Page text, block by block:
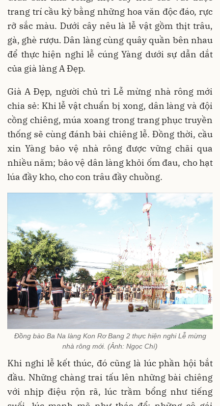
trang trí cầu kỳ bằng những hoa văn độc đáo, rực
rỡ sắc màu. Dưới cây nêu là lễ vật gồm thịt trâu,
gà, ghè rượu. Dân làng cùng quây quần bên nhau
để thực hiện nghi lễ cúng Yàng dưới sự dẫn dắt
của già làng A Đẹp.
Già A Đẹp, người chủ trì Lễ mừng nhà rông mới
chia sẻ: Khi lễ vật chuẩn bị xong, dân làng và đội
cồng chiêng, múa xoang trong trang phục truyền
thống sẽ cùng đánh bài chiêng lễ. Đồng thời, cầu
xin Yàng bảo vệ nhà rông được vững chãi qua
nhiều năm; bảo vệ dân làng khỏi ốm đau, cho hạt
lúa đầy kho, cho con trâu đầy chuồng.
Đồng bào Ba Na làng Kon Rơ Bang 2 thực hiện nghi Lễ mừng
nhà rông mới. (Ảnh: Ngọc Chí)
Khi nghi lễ kết thúc, đó cũng là lúc phần hội bắt
đầu. Những chàng trai tấu lên những bài chiêng
với nhịp điệu rộn rã, lúc trầm bổng như tiếng